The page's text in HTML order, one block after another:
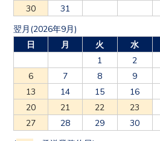
30
31
翌月(2026年9月)
日
月 火 水
1
2
6
7 8 9
13
14 15 16
20
21 22 23
27
28 29 30